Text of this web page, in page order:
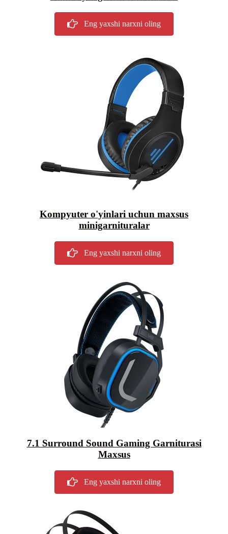
Eng yaxshi narxni oling
Kompyuter o'yinlari uchun maxsus
minigarnituralar
Eng yaxshi narxni oling
7.1 Surround Sound Gaming Garniturasi
Maxsus
Eng yaxshi narxni oling